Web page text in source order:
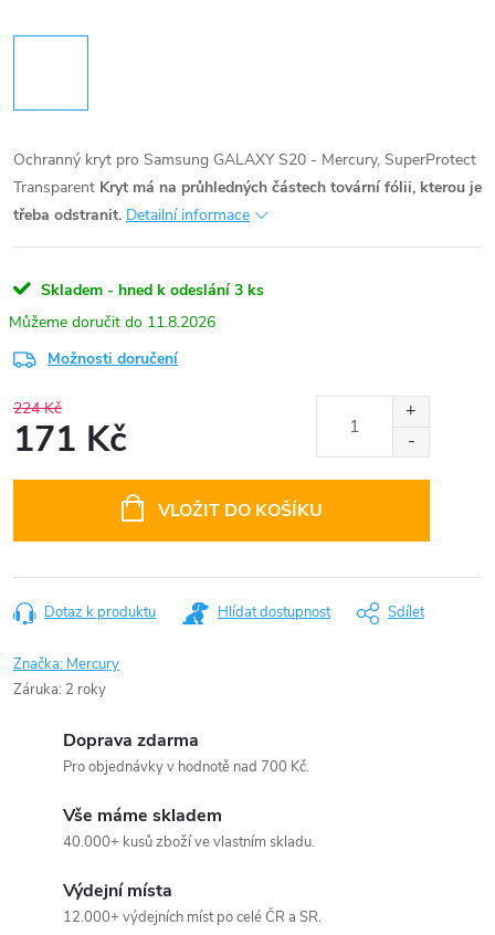
Ochranný kryt pro Samsung GALAXY S20 - Mercury, SuperProtect
Transparent Kryt má na průhledných částech tovární fólii, kterou je
třeba odstranit. Detailní informace
Skladem - hned k odeslání 3 ks
11.8.2026
Možnosti doručení
224 Kč
171 Kč
VLOŽIT DO KOŠÍKU
Dotaz k produktu Hlídat dostupnost Sdílet
Značka: Mercury
Záruka: 2 roky
Doprava zdarma
Pro objednávky v hodnotě nad 700 Kč.
Vše máme skladem
40.000+ kusů zboží ve vlastním skladu.
Výdejní místa
12.000+ výdejních míst po celé ČR a SR.